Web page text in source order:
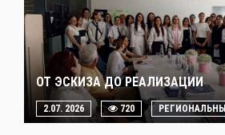
ОТ ЭСКИЗА ДО РЕАЛИЗАЦИИ
2.07. 2026 720